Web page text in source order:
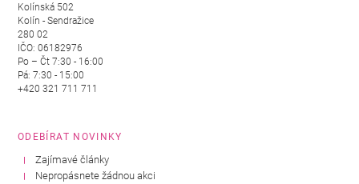
Kolínská 502
Kolín - Sendražice
280 02
IČO: 06182976
Po – Čt 7:30 - 16:00
Pá: 7:30 - 15:00
+420 321 711 711
ODEBÍRAT NOVINKY
Zajímavé články
Nepropásnete žádnou akci